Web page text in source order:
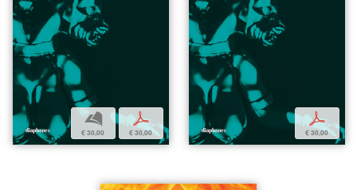
b
€ 30,00
p
€ 30,00
p
€ 30,00